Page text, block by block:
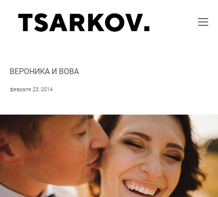
ВЕРОНИКА И ВОВА
февраля 23, 2014